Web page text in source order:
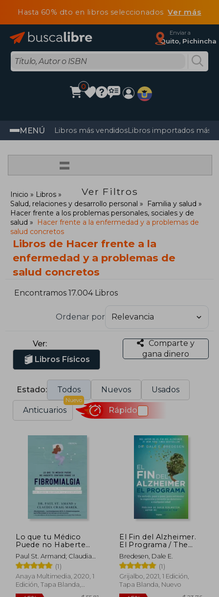
Hasta 60% dto en libros seleccionadosVer más
Enviar a
Quito, Pichincha
0
MENÚ Libros más vendidosLibros importados más
=
Ver Filtros
Inicio
Libros
Salud, relaciones y desarrollo personal
Familia y salud
Hacer frente a los problemas personales, sociales y de
salud
Hacer frente a la enfermedad y a problemas de
salud concretos
Libros de Hacer frente a la
enfermedad y a problemas de
salud concretos
Encontramos 17.004 Libros
Ordenar por
Ver:
Libros Físicos
Comparte y
gana dinero
Estado: Todos Nuevos Usados
Anticuarios
Nuevo
Rápido
Lo que tu Médico
Puede no Haberte
Contado Sobre la
Fibromialgia (Libros
Singulares)
Paul St. Armand; Claudia
Craig Marek (1)
Anaya Multimedia, 2020, 1
Edición, Tapa Blanda,
Nuevo
El Fin del Alzheimer.
El Programa / The
End of Alzheimer's
Program: The First
Protocol to Enhance
Cognition and
Reverse Decline at
Bredesen, Dale E.
(1)
Grijalbo, 2021, 1 Edición,
Tapa Blanda, Nuevo